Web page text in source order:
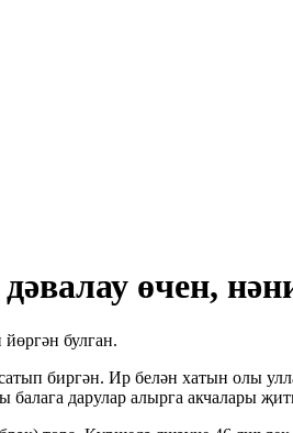
өчен,
булган.
биргән. Ир белән хатын олы
балага дарулар алырга акчалары